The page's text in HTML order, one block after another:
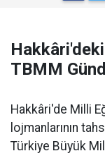
TBMM
Hakkâri'de Milli
lojmanlarının
Türkiye Büyük